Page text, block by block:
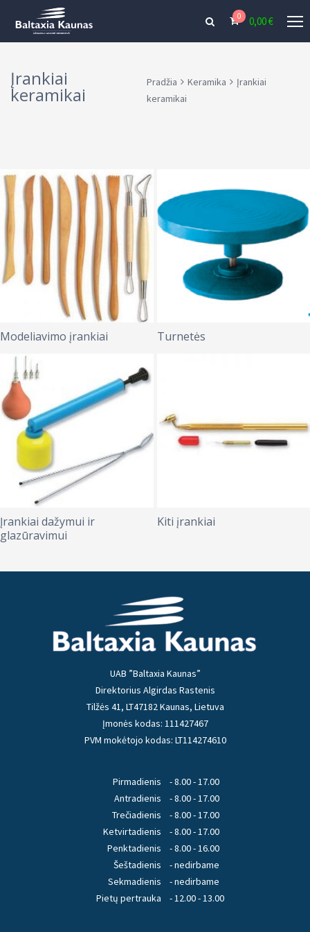
0 0,00€
Įrankiai
keramikai
Pradžia Keramika
Įrankiai
keramikai
Modeliavimo įrankiai Turnetės
Įrankiai dažymui ir
glazūravimui
Kiti įrankiai
UAB ”Baltaxia Kaunas”
Direktorius Algirdas Rastenis
Tilžės 41, LT47182 Kaunas, Lietuva
Įmonės kodas: 111427467
PVM mokėtojo kodas: LT114274610
Pirmadienis
Antradienis
Trečiadienis
Ketvirtadienis
Penktadienis
Šeštadienis
Sekmadienis
Pietų pertrauka
- 8.00 - 17.00
- 8.00 - 17.00
- 8.00 - 17.00
- 8.00 - 17.00
- 8.00 - 16.00
- nedirbame
- nedirbame
- 12.00 - 13.00